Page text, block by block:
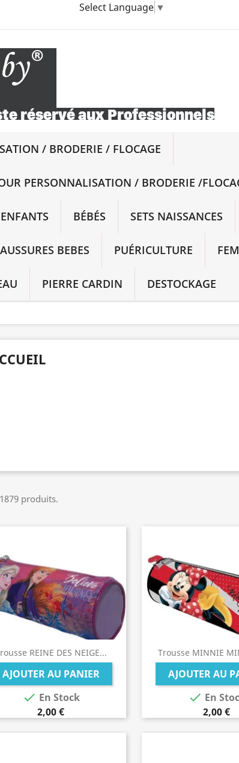
Select Language ▼
/ BRODERIE / FLOCAGE
PERSONNALISATION / BRODERIE /
ENFANTS BÉBÉS SETS NAISSANCES
BEBES PUÉRICULTURE
PIERRE CARDIN DESTOCKAGE
produits.
REINE DES NEIGE...
AJOUTER AU PANIER
 En Stock
2,00 €
Trousse MINNIE
AJOUTER AU
 En
2,00 €